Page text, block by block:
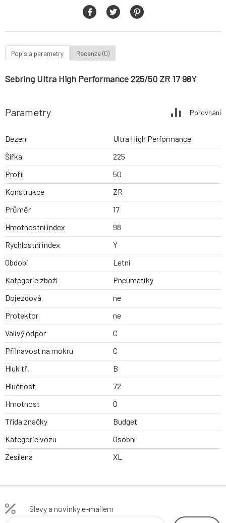
Popis a parametry Recenze (0)
Sebring Ultra High Performance 225/50 ZR 17 98Y
Parametry Porovnání
Dezen
Ultra High Performance
Šířka
225
Profil
50
Konstrukce
ZR
Průměr
17
Hmotnostní index
98
Rychlostní index
Y
Období
Letní
Kategorie zboží
Pneumatiky
Dojezdová
ne
Protektor
ne
Valivý odpor
C
Přilnavost na mokru
C
Hluk tř.
B
Hlučnost
72
Hmotnost
0
Třída značky
Budget
Kategorie vozu
Osobní
Zesílená
XL
Slevy a novinky e-mailem